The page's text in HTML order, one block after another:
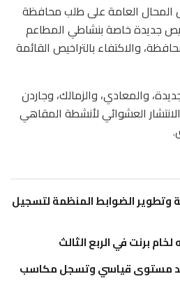
المحال العامة على طلب محافظة
جديدة خاصة بنشاطي المطاعم
4 أحياء بالمحافظة، والاكتفاء بالتراخيص القائمة
والمعادي، والزمالك، وجاردن
العشوائي لأنشطة المقاهي
وتطوير الضوابط المنظمة لتسجيل
برنت في الربع الثالث
عند مستوى قياسي وتسجل مكاسب